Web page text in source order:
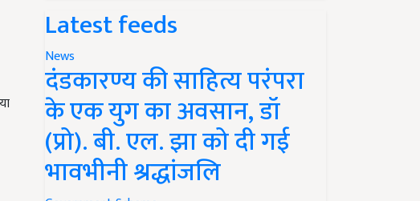
Latest feeds
News
दंडकारण्य की साहित्य परंपरा
के एक युग का अवसान, डॉ
(प्रो). बी. एल. झा को दी गई
भावभीनी श्रद्धांजलि